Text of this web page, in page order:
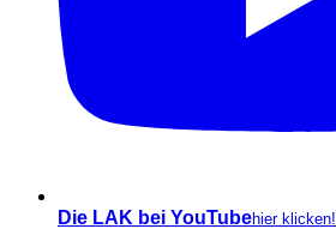
Die LAK bei YouTubehier klicken!